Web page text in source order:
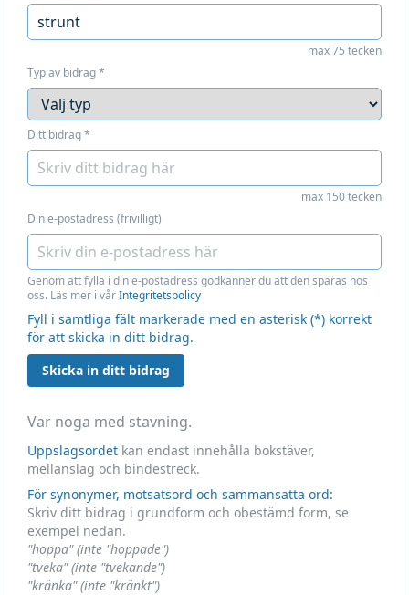
max 75 tecken
Typ av bidrag*
Ditt bidrag*
max 150 tecken
Din e-postadress (frivilligt)
Genom att fylla i din e-postadress godkänner du att den sparas hos
oss. Läs mer i vårIntegritetspolicy
Fyll i samtliga fält markerade med en asterisk (*) korrekt
för att skicka in ditt bidrag.
Skicka in ditt bidrag
Var noga med stavning.
Uppslagsordet kan endast innehålla bokstäver,
mellanslag och bindestreck.
För synonymer, motsatsord och sammansatta ord:
Skriv ditt bidrag i grundform och obestämd form, se
exempel nedan.
"hoppa" (inte "hoppade")
"tveka" (inte "tvekande")
"kränka" (inte "kränkt")